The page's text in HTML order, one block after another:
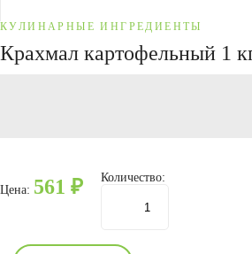
КУЛИНАРНЫЕ ИНГРЕДИЕНТЫ
Крахмал картофельный 1
Цена: 561 ₽ Количество: